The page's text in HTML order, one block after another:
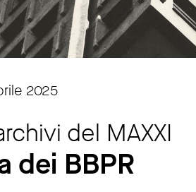
2025
del MAXXI
dei BBPR